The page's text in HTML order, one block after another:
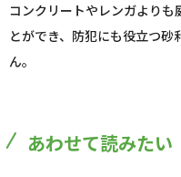
コンクリートやレンガより
とができ、防犯にも役立つ
ん。
あわせて読みたい